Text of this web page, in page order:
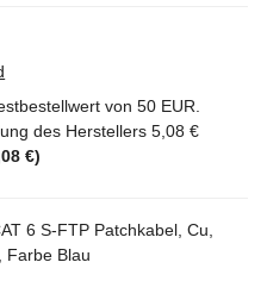
6 S-FTP Patchkabel, Cu,
Farbe Blau
von 50 EUR.
des Herstellers 5,08 €
€)